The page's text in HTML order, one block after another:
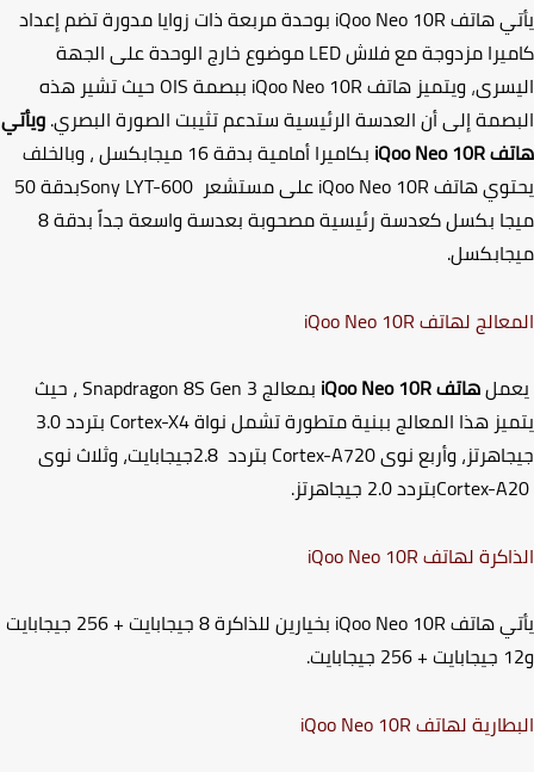
هاتفiQoo Neo 10Rبوحدة مربعة ذات زوايا مدورة تضم إعداد
مزدوجة مع فلاشLEDموضوع خارج الوحدة على الجهة
،ويتميز هاتفiQoo Neo 10RببصمةOISحيث تشير هذه
إلى أن العدسة الرئيسية ستدعم تثيبت الصورة البصري.ويأتي
iQoo Neo 10R
بكاميرا أمامية بدقة 16 ميجابكسل ، وبالخلف
هاتفiQoo Neo 10Rعلى مستشعرSony LYT-600
بدقة 50
ميجا بكسل كعدسة رئيسية مصحوبة بعدسة واسعة جداً بدقة 8
لهاتفiQoo Neo 10R
هاتفiQoo Neo 10RبمعالجSnapdragon 8S Gen 3، حيث
هذا المعالج ببنية متطورة تشمل نواةCortex-X4بتردد3.0
وأربع نوىCortex-A720بتردد2.8جيجابايت، وثلاث نوى
Cortex-بتردد2.0جيجاهرتز.
لهاتفiQoo Neo 10R
هاتفiQoo Neo 10R بخيارين للذاكرة 8 جيجابايت + 256 جيجابايت
لهاتفiQoo Neo 10R